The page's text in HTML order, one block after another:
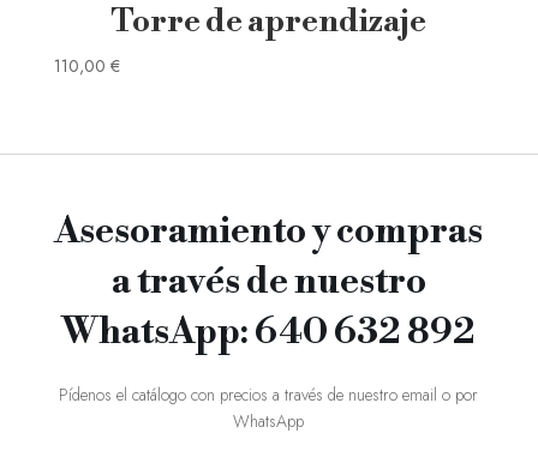
Torre de aprendizaje
110,00 €
Asesoramiento y compras
a través de nuestro
WhatsApp: 640 632 892
Pídenos el catálogo con precios a través de nuestro email o por
WhatsApp